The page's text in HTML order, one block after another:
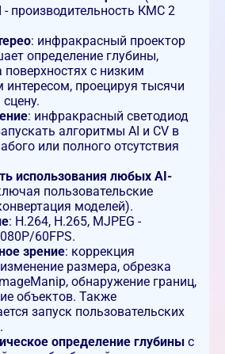
- производительность КМС 2
: инфракрасный проектор
определение глубины,
поверхностях с низким
интересом, проецируя тысячи
: инфракрасный светодиод
алгоритмы AI и CV в
или полного отсутствия
использования любых AI-
пользовательские
моделей).
: H.264, H.265, MJPEG -
60FPS.
зрение: коррекция
размера, обрезка
обнаружение границ,
объектов. Также
запуск пользовательских
определение глубины с